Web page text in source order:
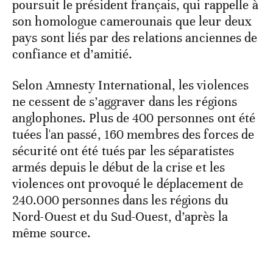
poursuit le président français, qui rappelle à
son homologue camerounais que leur deux
pays sont liés par des relations anciennes de
confiance et d’amitié.
Selon Amnesty International, les violences
ne cessent de s’aggraver dans les régions
anglophones. Plus de 400 personnes ont été
tuées l'an passé, 160 membres des forces de
sécurité ont été tués par les séparatistes
armés depuis le début de la crise et les
violences ont provoqué le déplacement de
240.000 personnes dans les régions du
Nord-Ouest et du Sud-Ouest, d’après la
même source.